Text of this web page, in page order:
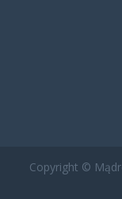
Copyright ©